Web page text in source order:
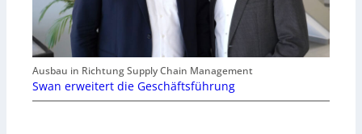
Ausbau in Richtung Supply Chain Management
Swan erweitert die Geschäftsführung